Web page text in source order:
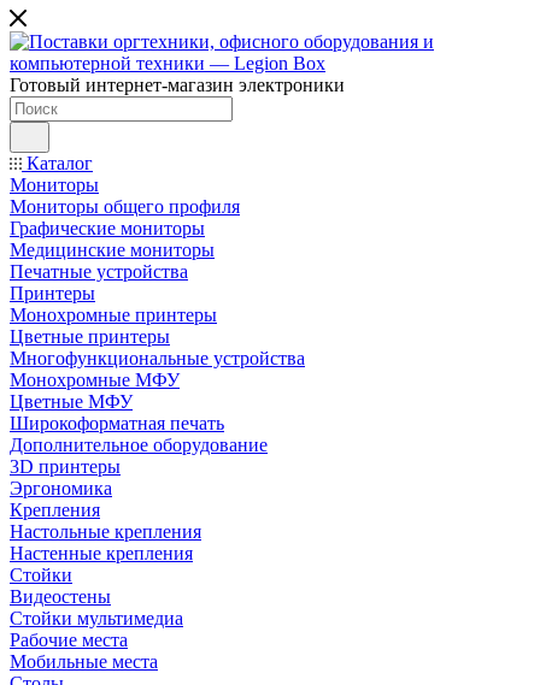
Готовый интернет-магазин электроники
Каталог
Мониторы
Мониторы общего профиля
Графические мониторы
Медицинские мониторы
Печатные устройства
Принтеры
Моноxромныe принтеры
Цвeтныe принтеры
Многофункциональные устройства
Монохромные МФУ
Цветные МФУ
Широкоформатная печать
Дополнительное оборудование
3D принтеры
Эргономика
Крепления
Настольные крепления
Настенные крепления
Стойки
Видеостены
Стойки мультимедиа
Рабочие места
Мобильные места